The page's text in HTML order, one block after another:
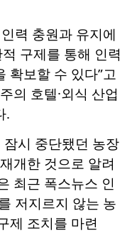
력 충원과 유지에
구제를 통해 인력
확보할 수 있다”고
의 호텔·외식 산업
.
잠시 중단됐던 농장
개한 것으로 알려
최근 폭스뉴스 인
저지르지 않는 농
제 조치를 마련